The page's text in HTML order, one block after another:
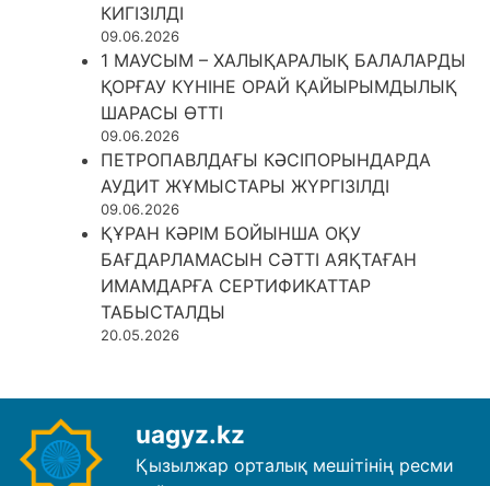
КИГІЗІЛДІ
09.06.2026
1 МАУСЫМ – ХАЛЫҚАРАЛЫҚ БАЛАЛАРДЫ
ҚОРҒАУ КҮНІНЕ ОРАЙ ҚАЙЫРЫМДЫЛЫҚ
ШАРАСЫ ӨТТІ
09.06.2026
ПЕТРОПАВЛДАҒЫ КӘСІПОРЫНДАРДА
АУДИТ ЖҰМЫСТАРЫ ЖҮРГІЗІЛДІ
09.06.2026
ҚҰРАН КӘРІМ БОЙЫНША ОҚУ
БАҒДАРЛАМАСЫН СӘТТІ АЯҚТАҒАН
ИМАМДАРҒА СЕРТИФИКАТТАР
ТАБЫСТАЛДЫ
20.05.2026
uagyz.kz
Қызылжар орталық мешітінің ресми